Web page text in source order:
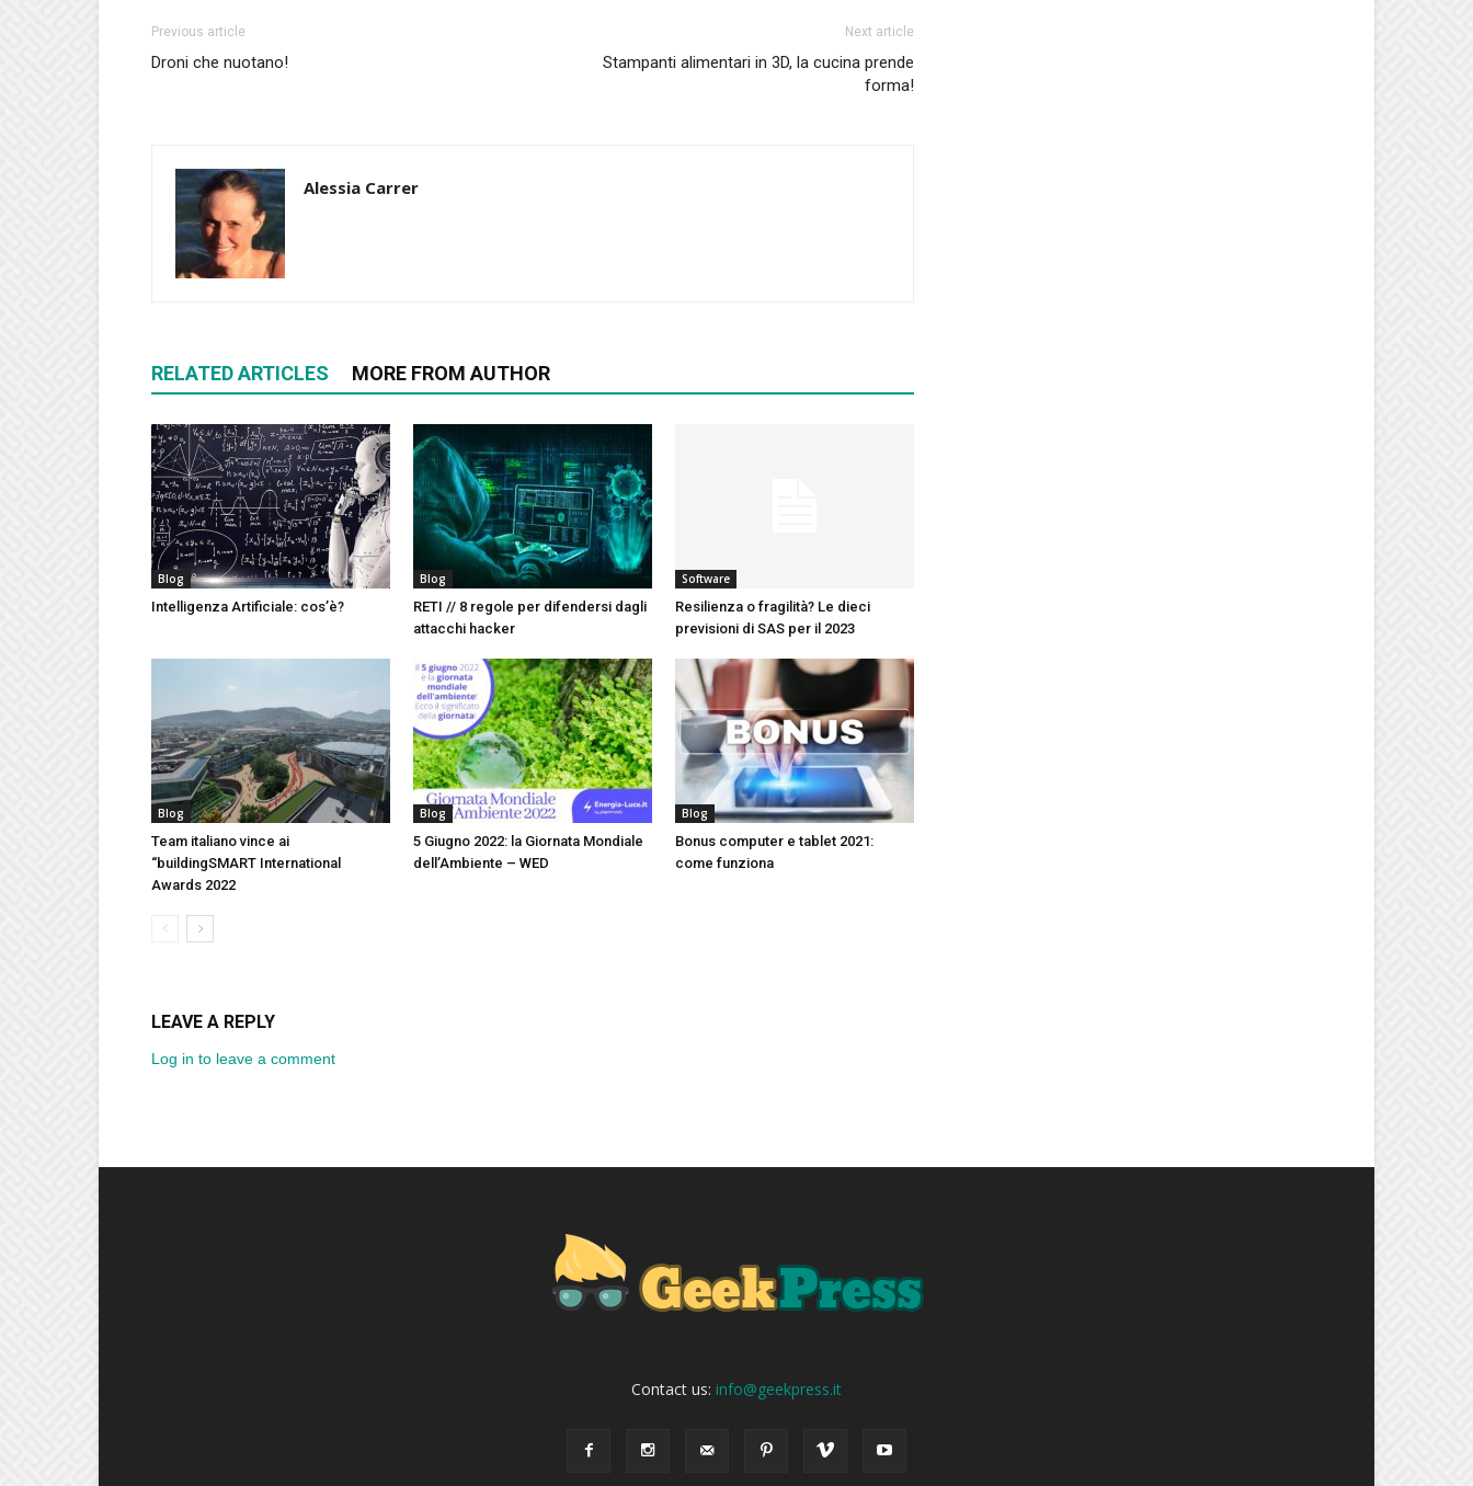
Previous article
Droni che nuotano!
Next article
Stampanti alimentari in 3D, la cucina prende
forma!
Alessia Carrer
RELATED ARTICLES MORE FROM AUTHOR
Blog
Intelligenza Artificiale: cos’è?
Blog
RETI // 8 regole per difendersi dagli
attacchi hacker
Software
Resilienza o fragilità? Le dieci
previsioni di SAS per il 2023
Blog
Team italiano vince ai
“buildingSMART International
Awards 2022
Blog
5 Giugno 2022: la Giornata Mondiale
dell’Ambiente – WED
Blog
Bonus computer e tablet 2021:
come funziona
LEAVE A REPLY
Log in to leave a comment
Contact us: info@geekpress.it